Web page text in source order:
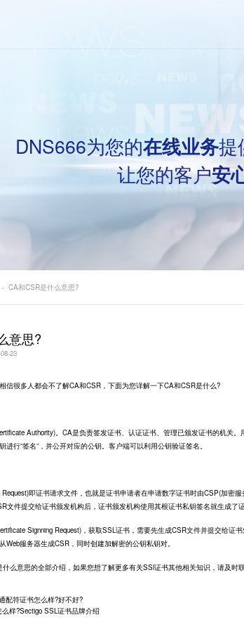
DNS666为您的在线业务提
让您的客户安
CA和CSR是什么意思?
意思?
23
很多人都会不了解CA和CSR，下面为您详解一下CA和CSR是什么?
Authority)。CA是负责签发证书、认证证书、管理已颁发证书的机关。
进行”签名”，并公开对应的公钥。客户端可以利用公钥验证签名。
即证书请求文件，也就是证书申请者在申请数字证书时由CSP(加密
文件提交给证书颁发机构后，证书颁发机构使用其根证书私钥签名就生成了
Signning Request)，获取SSL证书，需要先生成CSR文件并提交给证
Web服务器生成CSR，同时创建加解密的公钥私钥对。
么意思的全部介绍，如果您想了解更多有关SSl证书其他相关知识，请及时联
配符证书怎么样?好不好?
样?Sectigo SSL证书品牌介绍